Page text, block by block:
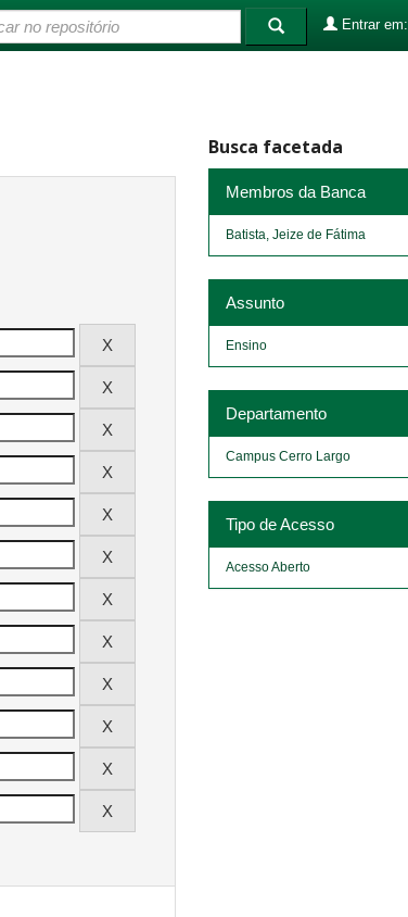
Entrar em:
Busca facetada
Membros da Banca
Batista, Jeize de Fátima
Assunto
Ensino
Departamento
Campus Cerro Largo
Tipo de Acesso
Acesso Aberto